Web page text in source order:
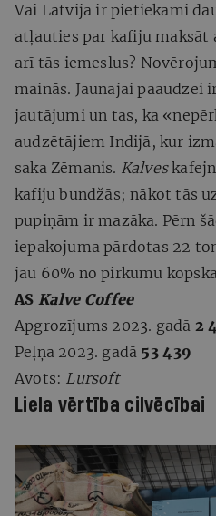
Vai Latvijā ir pietiekami
atļauties par kafiju maksāt
arī tās iemeslus?
mainās. Jaunajai paaudzei
jautājumi un tas, ka
audzētājiem Indijā, kur
saka Zēmanis. Kalves
kafiju bundžās; nākot tās
pupiņām ir mazāka. Pērn
iepakojuma pārdotas 22
jau 60% no pirkumu
AS Kalve Coffee
Apgrozījums 2023. gadā 2
Peļņa 2023. gadā 53 439
Avots: Lursoft
Liela vērtība cilvēcībai